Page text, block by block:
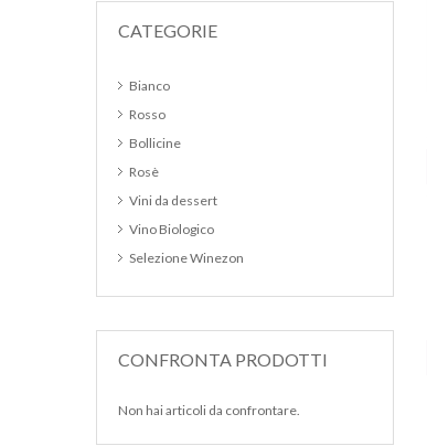
CATEGORIE
Bianco
Rosso
Bollicine
Rosè
Vini da dessert
Vino Biologico
Selezione Winezon
CONFRONTA PRODOTTI
Non hai articoli da confrontare.